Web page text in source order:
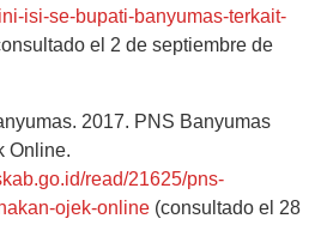
isi-se-bupati-banyumas-terkait-
el 2 de septiembre de
2017. PNS Banyumas
Online.
read/21625/pns-
ojek-online (consultado el 28